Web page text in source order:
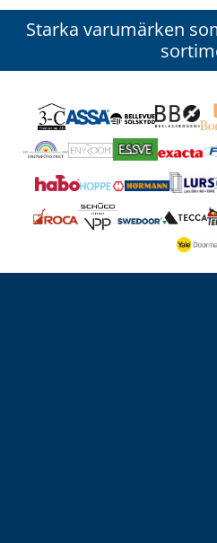
Starka varumärken